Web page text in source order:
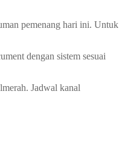
pemenang hari ini. Untuk
dengan sistem sesuai
Jadwal kanal